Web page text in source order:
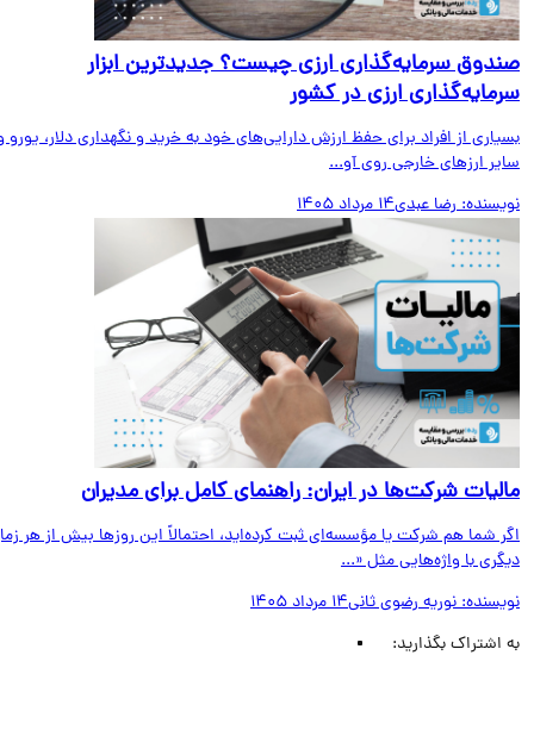
سرمایه‌گذاری ارزی چیست؟ جدیدترین ابزار
ارزی در کشور
از افراد برای حفظ ارزش دارایی‌های خود به خرید و نگهداری دلار، یورو و
ارزهای خارجی روی آو...
رضا عبدی14 مرداد 1405
شرکت‌ها در ایران: راهنمای کامل برای مدیران
شما هم شرکت یا مؤسسه‌ای ثبت کرده‌اید، احتمالاً این روزها بیش از هر زمان
با واژه‌هایی مثل «...
نوریه رضوی ثانی14 مرداد 1405
اشتراک بگذارید: